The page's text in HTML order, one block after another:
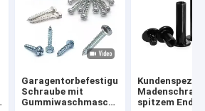
Garagentorbefestigungen,
Schraube mit
Gummiwaschmaschine,
spitzem Ende